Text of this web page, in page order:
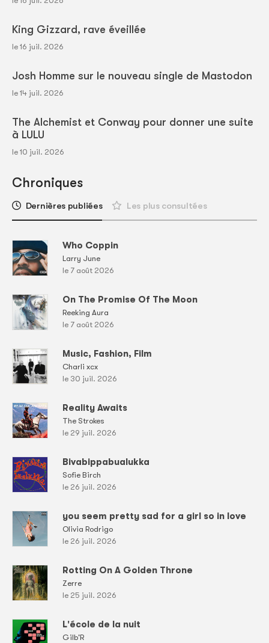
King Gizzard, rave éveillée
le 16 juil. 2026
Josh Homme sur le nouveau single de Mastodon
le 14 juil. 2026
The Alchemist et Conway pour donner une suite
à LULU
le 10 juil. 2026
Chroniques
Dernières publiées Les plus consultées
Who Coppin
Larry June
le 7 août 2026
On The Promise Of The Moon
Reeking Aura
le 7 août 2026
Music, Fashion, Film
Charli xcx
le 30 juil. 2026
Reality Awaits
The Strokes
le 29 juil. 2026
Bivabippabualukka
Sofie Birch
le 26 juil. 2026
you seem pretty sad for a girl so in love
Olivia Rodrigo
le 26 juil. 2026
Rotting On A Golden Throne
Zerre
le 25 juil. 2026
L'école de la nuit
Gilb'R